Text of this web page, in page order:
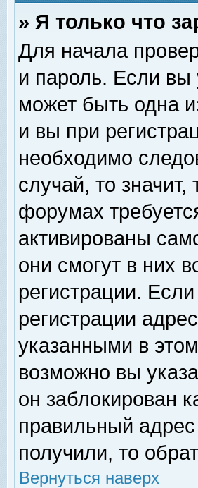
» Я только что
Для начала
и пароль. Если вы
может быть одна
и вы при
необходимо
случай, то
форумах
активированы
они смогут в них
регистрации.
регистрации
указанными в
возможно вы
он заблокирован
правильный
получили, то
Вернуться наверх